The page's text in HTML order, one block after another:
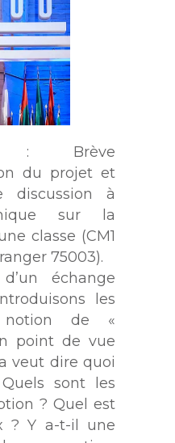
: Brève
du projet et
discussion à
sur la
classe (CM1
75003).
échange
les
de «
point de vue
veut dire quoi
sont les
? Quel est
? Y a-t-il une